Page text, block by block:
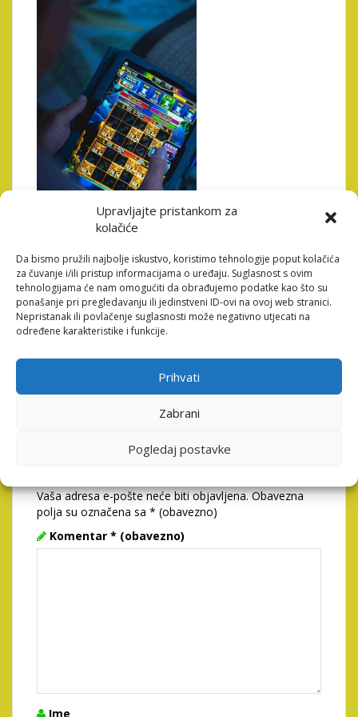
Upravljajte pristankom za
kolačiće
Da bismo pružili najbolje iskustvo, koristimo tehnologije poput kolačića
za čuvanje i/ili pristup informacijama o uređaju. Suglasnost s ovim
tehnologijama će nam omogućiti da obrađujemo podatke kao što su
ponašanje pri pregledavanju ili jedinstveni ID-ovi na ovoj web stranici.
Nepristanak ili povlačenje suglasnosti može negativno utjecati na
određene karakteristike i funkcije.
Prihvati
Zabrani
Pogledaj postavke
Post
navigation
DIE WELT DER ONLINE-
DIGITALE GLÜCKSSPIEL-
Vaša adresa e-pošte neće biti objavljena. Obavezna
polja su označena sa * (obavezno)
Komentar * (obavezno)
Ime